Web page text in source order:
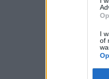
I
of